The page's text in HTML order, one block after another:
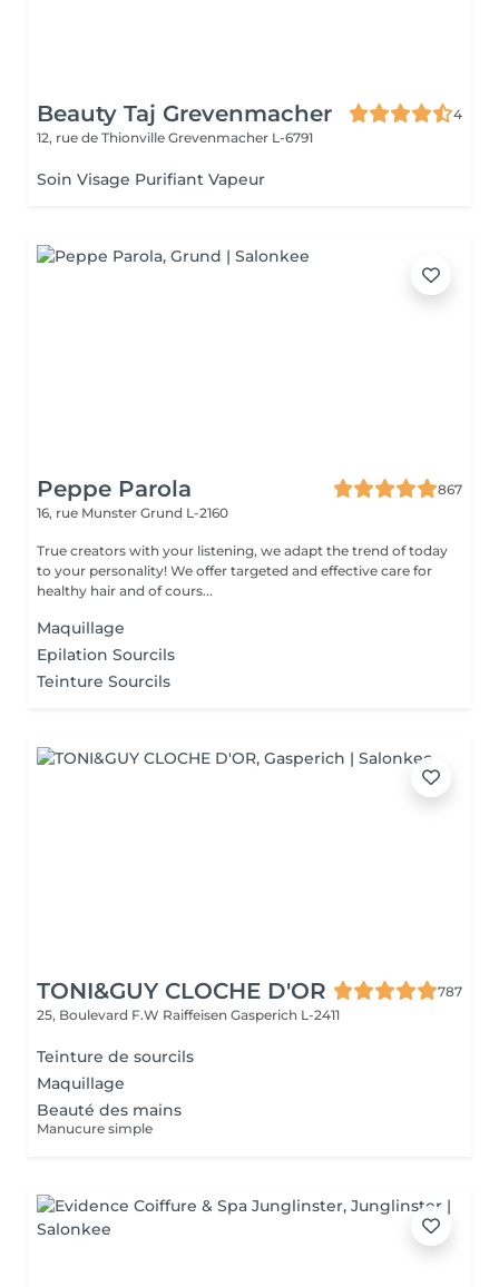
Beauty Taj Grevenmacher
4
12, rue de Thionville Grevenmacher L-6791
Soin Visage Purifiant Vapeur
Peppe Parola
867
16, rue Munster Grund L-2160
True creators with your listening, we adapt the trend of today
to your personality! We offer targeted and effective care for
healthy hair and of cours...
Maquillage
Epilation Sourcils
Teinture Sourcils
TONI&GUY CLOCHE D'OR
787
25, Boulevard F.W Raiffeisen Gasperich L-2411
Teinture de sourcils
Maquillage
Beauté des mains
Manucure simple